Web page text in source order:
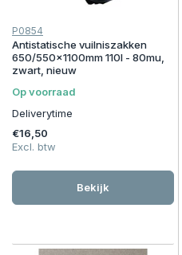
P0854
Antistatische vuilniszakken
650/550x1100mm 110l - 80mu,
zwart, nieuw
Op voorraad
Deliverytime
€16,50
Excl. btw
Bekijk